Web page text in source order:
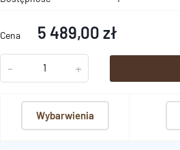
Cena 5 489,00 zł
- +
Wybarwienia